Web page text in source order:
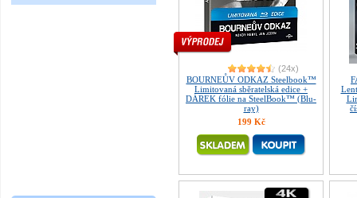
(24x)
BOURNEŮV ODKAZ Steelbook™
Limitovaná sběratelská edice +
DÁREK fólie na SteelBook™ (Blu-
ray)
199 Kč